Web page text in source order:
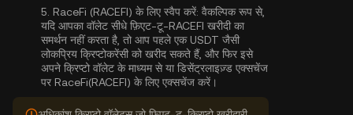
5. RaceFi (RACEFI) के लिए स्वैप करें: वैकल्पिक रूप से,
यदि आपका वॉलेट सीधे फ़िएट-टू-RACEFI खरीदी का
समर्थन नहीं करता है, तो आप पहले एक USDT जैसी
लोकप्रिय क्रिप्टोकरेंसी को खरीद सकते हैं, और फिर इसे
अपने क्रिप्टो वॉलेट के माध्यम से या डिसेंट्रलाइज़्ड एक्सचेंज
पर RaceFi(RACEFI) के लिए एक्सचेंज करें।